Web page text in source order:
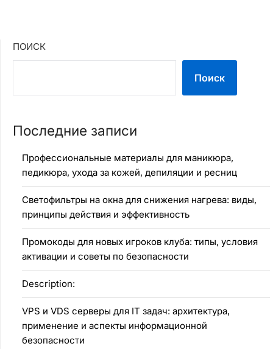
ПОИСК
Поиск
Последние записи
Профессиональные материалы для маникюра,
педикюра, ухода за кожей, депиляции и ресниц
Светофильтры на окна для снижения нагрева: виды,
принципы действия и эффективность
Промокоды для новых игроков клуба: типы, условия
активации и советы по безопасности
Description:
VPS и VDS серверы для IT задач: архитектура,
применение и аспекты информационной
безопасности